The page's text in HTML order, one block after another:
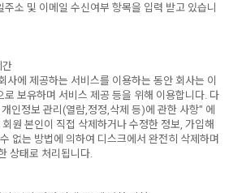
소 및 이메일 수신여부 항목을 입력 받고 있습니
간
사에 제공하는 서비스를 이용하는 동안 회사는 이
보유하며 서비스 제공 등을 위해 이용합니다. 다
인정보 관리(열람,정정,삭제 등)에 관한 사항" 에
원 본인이 직접 삭제하거나 수정한 정보, 가입해
없는 방법에 의하여 디스크에서 완전히 삭제하며
상태로 처리됩니다.